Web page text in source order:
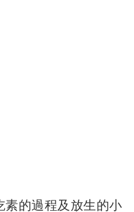
素的過程及放生的小